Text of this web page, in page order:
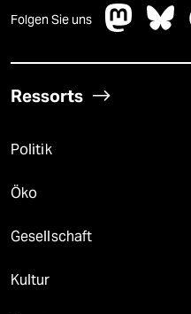
Folgen Sie uns
Ressorts
Politik
Öko
Gesellschaft
Kultur